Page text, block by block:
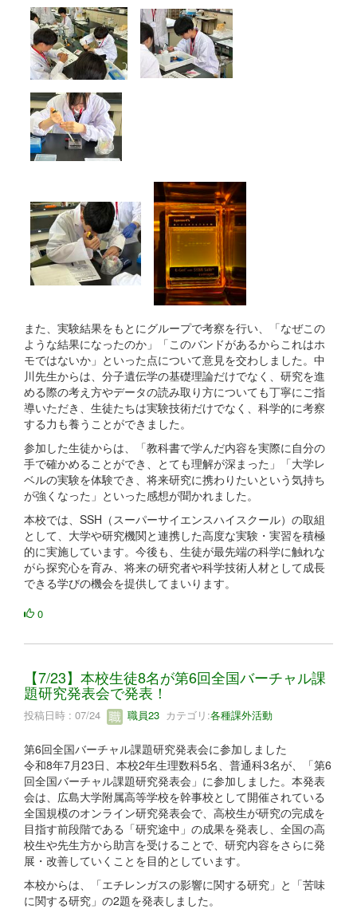
また、実験結果をもとにグループで考察を行い、「なぜこの
ような結果になったのか」「このバンドがあるからこれはホ
モではないか」といった点について意見を交わしました。中
川先生からは、分子遺伝学の基礎理論だけでなく、研究を進
める際の考え方やデータの読み取り方についても丁寧にご指
導いただき、生徒たちは実験技術だけでなく、科学的に考察
する力も養うことができました。
参加した生徒からは、「教科書で学んだ内容を実際に自分の
手で確かめることができ、とても理解が深まった」「大学レ
ベルの実験を体験でき、将来研究に携わりたいという気持ち
が強くなった」といった感想が聞かれました。
本校では、SSH（スーパーサイエンスハイスクール）の取組
として、大学や研究機関と連携した高度な実験・実習を積極
的に実施しています。今後も、生徒が最先端の科学に触れな
がら探究心を育み、将来の研究者や科学技術人材として成長
できる学びの機会を提供してまいります。
0
【7/23】本校生徒8名が第6回全国バーチャル課
題研究発表会で発表！
投稿日時 : 07/24 職員23 カテゴリ:各種課外活動
第6回全国バーチャル課題研究発表会に参加しました
令和8年7月23日、本校2年生理数科5名、普通科3名が、「第6
回全国バーチャル課題研究発表会」に参加しました。本発表
会は、広島大学附属高等学校を幹事校として開催されている
全国規模のオンライン研究発表会で、高校生が研究の完成を
目指す前段階である「研究途中」の成果を発表し、全国の高
校生や先生方から助言を受けることで、研究内容をさらに発
展・改善していくことを目的としています。
本校からは、「エチレンガスの影響に関する研究」と「苦味
に関する研究」の2題を発表しました。